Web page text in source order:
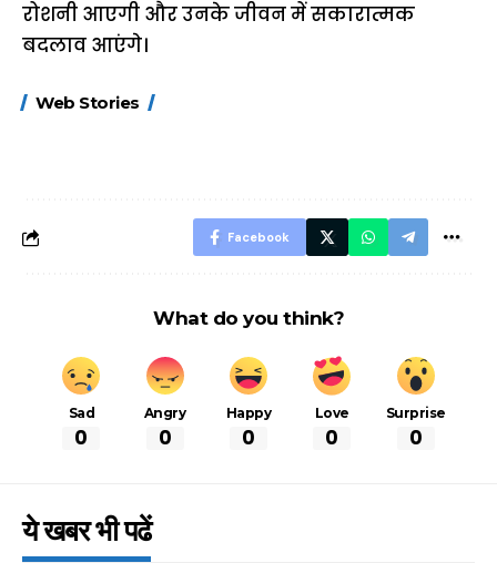
रोशनी आएगी और उनके जीवन में सकारात्मक
बदलाव आएंगे।
Web Stories
FASTag के ये नए
Facebook
What do you think?
Sad
0
Angry
0
Happy
0
Love
0
Surprise
0
ये खबर भी पढें